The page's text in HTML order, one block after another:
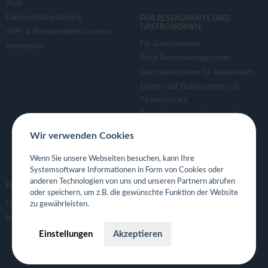
AGB
Datenschutzerklärung
APP- & Benutzerdaten löschen
Impressum
FÜR RESTAURANTS UND
GASTRONOMEN
Für Gastronomen
Tisch Reservierungsystem
Gutscheinsystem für Restaurants
Event- und Ticketsystem mit
Ticketverkauf
Bestellsystem Lieferung und
Eigene App für Restaurant
FOLGE UNS
Facebook
Instagram
Wir verwenden Cookies
Wenn Sie unsere Webseiten besuchen, kann Ihre
Systemsoftware Informationen in Form von Cookies oder
anderen Technologien von uns und unseren Partnern abrufen
oder speichern, um z.B. die gewünschte Funktion der Website
zu gewährleisten.
Einstellungen Akzeptieren